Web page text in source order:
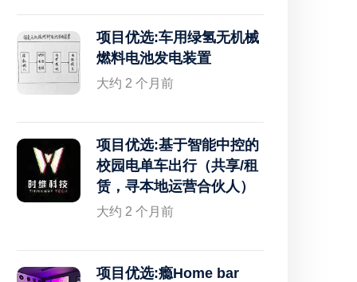
项目优选:车用绿氢无机械
燃料电池发电装置
大约 2 个月前
项目优选:基于智能中控的
校园电单车出行（共享/租
赁，寻本地运营合伙人）
大约 2 个月前
项目优选:瘾Home bar